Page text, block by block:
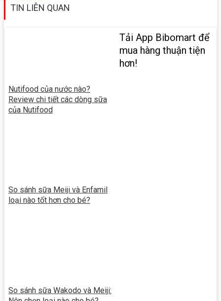
TIN LIÊN QUAN
Nutifood của nước nào?
Review chi tiết các dòng sữa
của Nutifood
So sánh sữa Meiji và Enfamil
loại nào tốt hơn cho bé?
So sánh sữa Wakodo và Meiji:
Tải App Bibomart để
mua hàng thuận tiện
hơn!